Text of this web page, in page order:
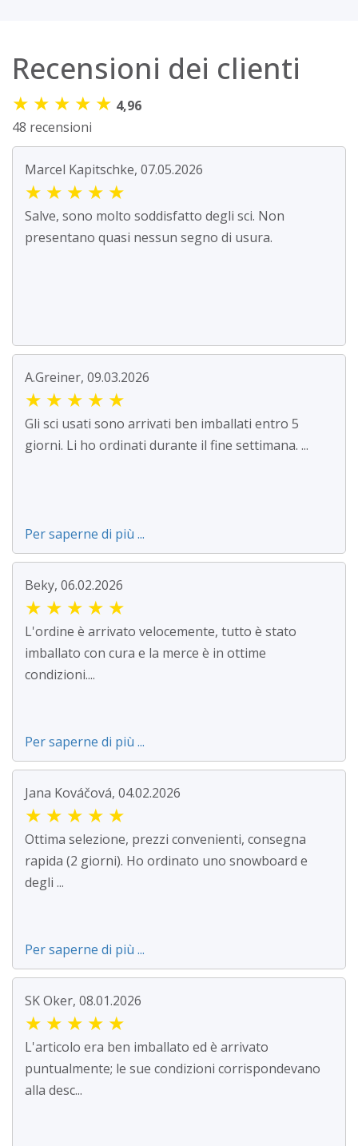
Recensioni dei clienti
★ ★ ★ ★ ★ 4,96
48 recensioni
Marcel Kapitschke, 07.05.2026
★ ★ ★ ★ ★
Salve, sono molto soddisfatto degli sci. Non
presentano quasi nessun segno di usura.
A.Greiner, 09.03.2026
★ ★ ★ ★ ★
Gli sci usati sono arrivati ben imballati entro 5
giorni. Li ho ordinati durante il fine settimana. ...
Per saperne di più ...
Beky, 06.02.2026
★ ★ ★ ★ ★
L'ordine è arrivato velocemente, tutto è stato
imballato con cura e la merce è in ottime
condizioni....
Per saperne di più ...
Jana Kováčová, 04.02.2026
★ ★ ★ ★ ★
Ottima selezione, prezzi convenienti, consegna
rapida (2 giorni). Ho ordinato uno snowboard e
degli ...
Per saperne di più ...
SK Oker, 08.01.2026
★ ★ ★ ★ ★
L'articolo era ben imballato ed è arrivato
puntualmente; le sue condizioni corrispondevano
alla desc...